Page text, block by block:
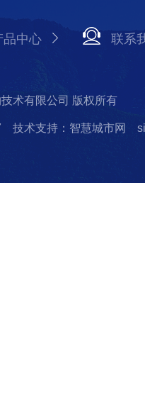
品中心 联系
术有限公司 版权所有
技术支持：智慧城市网